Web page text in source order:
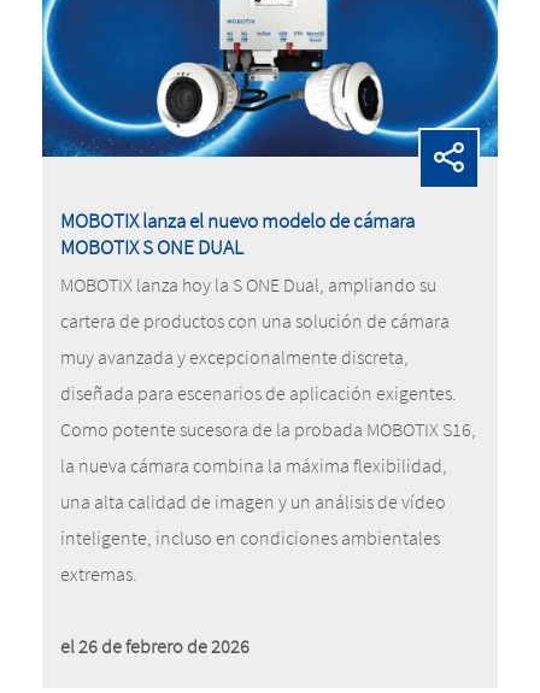
MOBOTIX lanza el nuevo modelo de cámara
MOBOTIX S ONE DUAL
MOBOTIX lanza hoy la S ONE Dual, ampliando su
cartera de productos con una solución de cámara
muy avanzada y excepcionalmente discreta,
diseñada para escenarios de aplicación exigentes.
Como potente sucesora de la probada MOBOTIX S16,
la nueva cámara combina la máxima flexibilidad,
una alta calidad de imagen y un análisis de vídeo
inteligente, incluso en condiciones ambientales
extremas.
el 26 de febrero de 2026